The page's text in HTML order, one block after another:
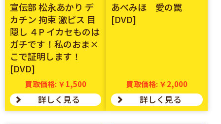
宣伝部 松永あかり デ
カチン 拘束 激ピス 目
隠し ４P イカセものは
ガチです！私のおま×
こで証明します！
[DVD]
買取価格: ￥1,500
詳しく見る
あべみほ 愛の罠
[DVD]
買取価格: ￥2,000
詳しく見る